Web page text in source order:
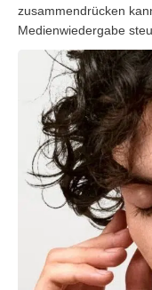
zusammendrücken
Medienwiedergabe